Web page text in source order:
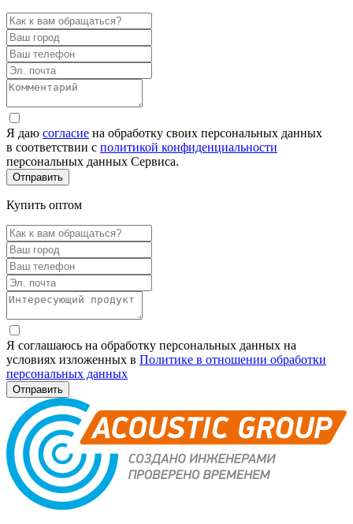
Я даю согласие на обработку своих персональных данных
в соответствии с политикой конфиденциальности
персональных данных Сервиса.
Купить оптом
Я соглашаюсь на обработку персональных данных на
условиях изложенных в Политике в отношении обработки
персональных данных